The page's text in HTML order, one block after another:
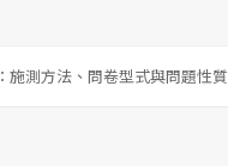
：施測方法、問卷型式與問題性質